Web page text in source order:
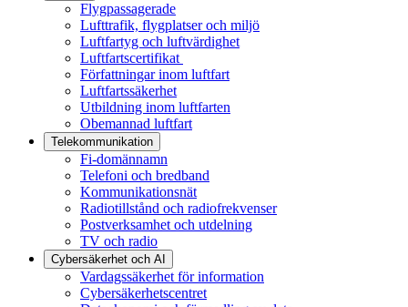
Flygpassagerade
Lufttrafik, flygplatser och miljö
Luftfartyg och luftvärdighet
Luftfartscertifikat
Författningar inom luftfart
Luftfartssäkerhet
Utbildning inom luftfarten
Obemannad luftfart
Telekommunikation
Fi-domännamn
Telefoni och bredband
Kommunikationsnät
Radiotillstånd och radiofrekvenser
Postverksamhet och utdelning
TV och radio
Cybersäkerhet och AI
Vardagssäkerhet för information
Cybersäkerhetscentret